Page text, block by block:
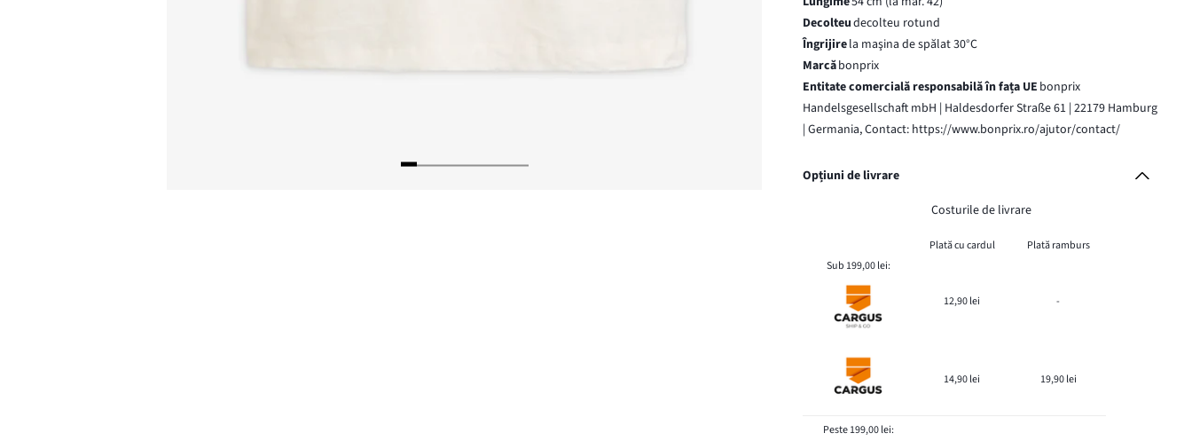
Decolteudecolteu rotund
Îngrijirela maşina de spălat 30°C
Marcăbonprix
Entitate comercială responsabilă în fața UE bonprix
Handelsgesellschaft mbH | Haldesdorfer Straße 61 | 22179 Hamburg
| Germania, Contact: https://www.bonprix.ro/ajutor/contact/
Opțiuni de livrare
Costurile de livrare
Plată cu cardul
Plată ramburs
Sub 199,00 lei:
12,90 lei -
14,90 lei 19,90 lei
Peste 199,00 lei: